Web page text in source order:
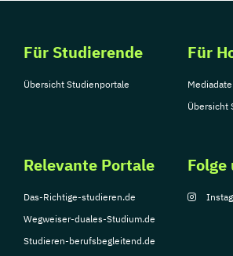
Für Studierende
Übersicht Studienportale
Für
Übersicht
Relevante Portale
Das-Richtige-studieren.de
Wegweiser-duales-Studium.de
Studieren-berufsbegleitend.de
Folge